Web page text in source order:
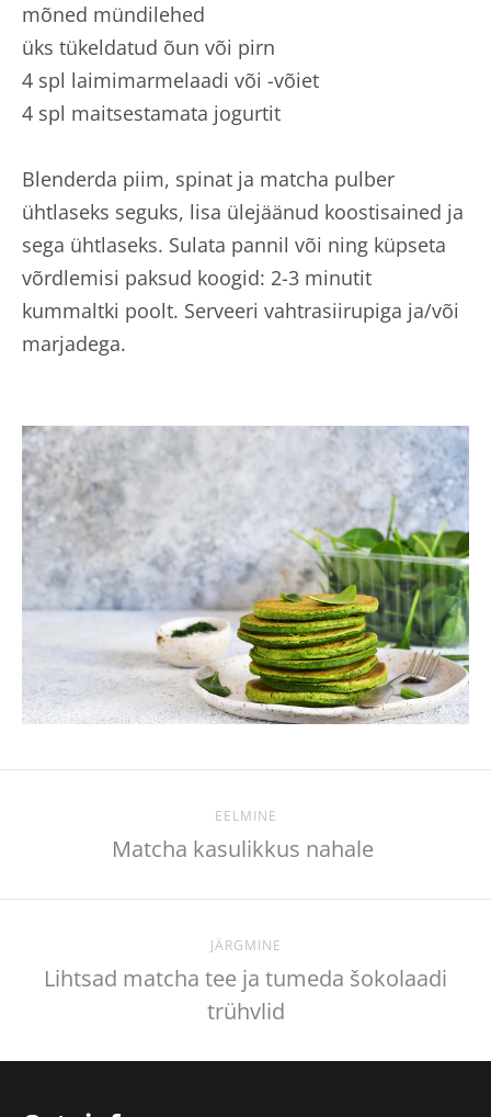
mõned mündilehed
üks tükeldatud õun või pirn
4 spl laimimarmelaadi või -võiet
4 spl maitsestamata jogurtit
Blenderda piim, spinat ja matcha pulber
ühtlaseks seguks, lisa ülejäänud koostisained ja
sega ühtlaseks. Sulata pannil või ning küpseta
võrdlemisi paksud koogid: 2-3 minutit
kummaltki poolt. Serveeri vahtrasiirupiga ja/või
marjadega.
EELMINE
Matcha kasulikkus nahale
JÄRGMINE
Lihtsad matcha tee ja tumeda šokolaadi
trühvlid